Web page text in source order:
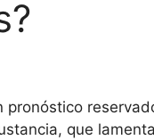
que